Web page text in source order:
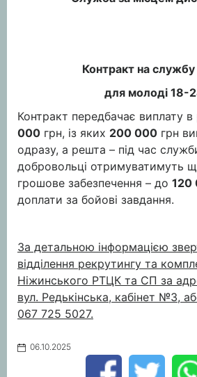
Контракт на
для молоді 18-
Контракт передбачає виплату в
000 грн, із яких 200 000 грн
одразу, а решта – під час
добровольці отримуватимуть
грошове забезпечення – до 120
доплати за бойові завдання.
За детальною інформацією
відділення рекрутингу та
Ніжинського РТЦК та СП за
вул. Редькінська, кабінет №3,
067 725 5027.
06.10.2025